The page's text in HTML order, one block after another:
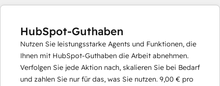
HubSpot-Guthaben
Nutzen Sie leistungsstarke Agents und Funktionen, die
Ihnen mit HubSpot-Guthaben die Arbeit abnehmen.
Verfolgen Sie jede Aktion nach, skalieren Sie bei Bedarf
und zahlen Sie nur für das, was Sie nutzen. 9,00 € pro